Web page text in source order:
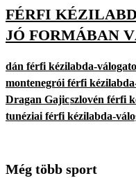
FÉRFI
JÓ FORMÁBAN
dán férfi kézilabda-
montenegrói férfi
Dragan Gajicszlovén férfi
tunéziai férfi kézilabda-
Még több sport